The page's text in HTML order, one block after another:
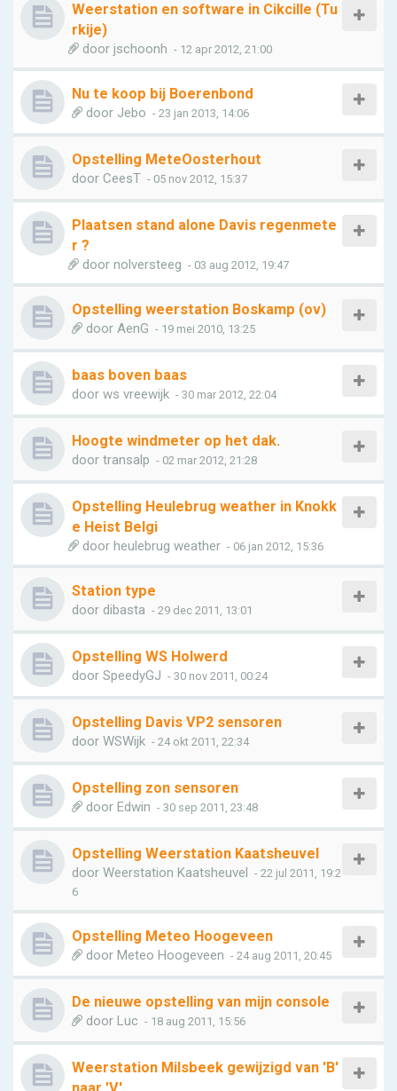
Weerstation en software in Cikcille (Tu
rkije)
door jschoonh - 12 apr 2012, 21:00
Nu te koop bij Boerenbond
door Jebo - 23 jan 2013, 14:06
Opstelling MeteOosterhout
door CeesT - 05 nov 2012, 15:37
Plaatsen stand alone Davis regenmete
r ?
door nolversteeg - 03 aug 2012, 19:47
Opstelling weerstation Boskamp (ov)
door AenG - 19 mei 2010, 13:25
baas boven baas
door ws vreewijk - 30 mar 2012, 22:04
Hoogte windmeter op het dak.
door transalp - 02 mar 2012, 21:28
Opstelling Heulebrug weather in Knokk
e Heist Belgi
door heulebrug weather - 06 jan 2012, 15:36
Station type
door dibasta - 29 dec 2011, 13:01
Opstelling WS Holwerd
door SpeedyGJ - 30 nov 2011, 00:24
Opstelling Davis VP2 sensoren
door WSWijk - 24 okt 2011, 22:34
Opstelling zon sensoren
door Edwin - 30 sep 2011, 23:48
Opstelling Weerstation Kaatsheuvel
door Weerstation Kaatsheuvel - 22 jul 2011, 19:2
6
Opstelling Meteo Hoogeveen
door Meteo Hoogeveen - 24 aug 2011, 20:45
De nieuwe opstelling van mijn console
door Luc - 18 aug 2011, 15:56
Weerstation Milsbeek gewijzigd van 'B'